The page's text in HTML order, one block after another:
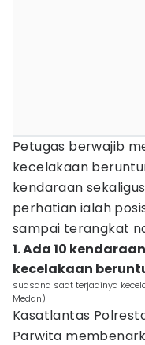
Petugas berwajib
kecelakaan
kendaraan
perhatian ialah
sampai terangkat
1. Ada 10
kecelakaan
suasana saat terjadinya
Medan)
Kasatlantas
Parwita